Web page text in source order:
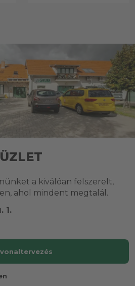
a kiválóan felszerelt,
ahol mindent megtalál.
1.